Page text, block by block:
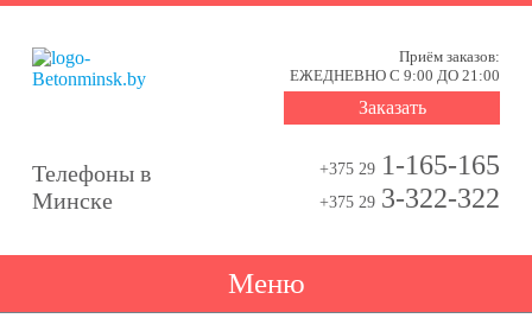
Телефоны в
Минске
+375 29 1-165-165
+375 29 3-322-322
Приём заказов:
ЕЖЕДНЕВНО С 9:00 ДО 21:00
Заказать
Меню